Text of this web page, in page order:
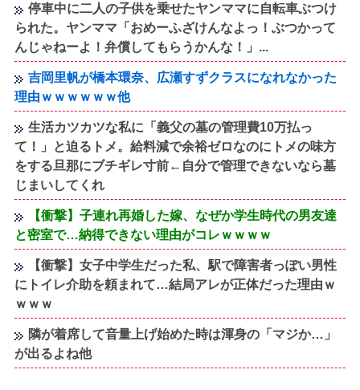
停車中に二人の子供を乗せたヤンママに自転車ぶつけ
られた。ヤンママ「おめーふざけんなよっ！ぶつかって
んじゃねーよ！弁償してもらうかんな！」...
吉岡里帆が橋本環奈、広瀬すずクラスになれなかった
理由ｗｗｗｗｗｗ他
生活カツカツな私に「義父の墓の管理費10万払っ
て！」と迫るトメ。給料減で余裕ゼロなのにトメの味方
をする旦那にブチギレ寸前←自分で管理できないなら墓
じまいしてくれ
【衝撃】子連れ再婚した嫁、なぜか学生時代の男友達
と密室で…納得できない理由がコレｗｗｗｗ
【衝撃】女子中学生だった私、駅で障害者っぽい男性
にトイレ介助を頼まれて…結局アレが正体だった理由ｗ
ｗｗｗ
隣が着席して音量上げ始めた時は渾身の「マジか…」
が出るよね他